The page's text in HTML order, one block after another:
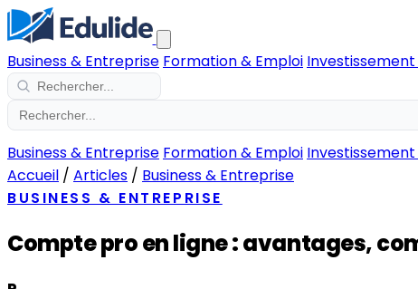
Business & Entreprise Formation & Emploi
Business & Entreprise Formation & Emploi
Accueil / Articles / Business & Entreprise
BUSINESS & ENTREPRISE
Compte pro en ligne : avantages,